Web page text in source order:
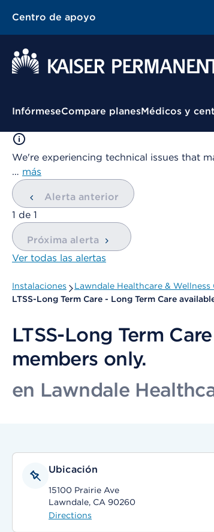
Centro de apoyo
Menú contextual
InfórmeseCompare planesMédicos y
We're experiencing technical issues that
… más
Alerta anterior
mostrando
1 de 1
Próxima alerta
Ver todas las alertas
Instalaciones Lawndale Healthcare & Wellness
LTSS-Long Term Care - Long Term Care
LTSS-Long Term
members only.
en Lawndale
Ubicación
15100 Prairie Ave
Lawndale, CA 90260
Directions